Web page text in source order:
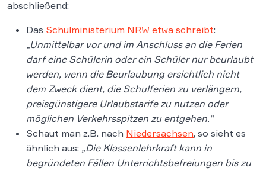
abschließend:
Das Schulministerium NRW etwa schreibt:
„Unmittelbar vor und im Anschluss an die Ferien
darf eine Schülerin oder ein Schüler nur beurlaubt
werden, wenn die Beurlaubung ersichtlich nicht
dem Zweck dient, die Schulferien zu verlängern,
preisgünstigere Urlaubstarife zu nutzen oder
möglichen Verkehrsspitzen zu entgehen.“
Schaut man z.B. nach Niedersachsen, so sieht es
ähnlich aus: „Die Klassenlehrkraft kann in
begründeten Fällen Unterrichtsbefreiungen bis zu